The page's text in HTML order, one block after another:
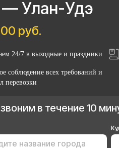
— Улан-Удэ
руб.
24/7 в выходные и праздники
соблюдение всех требований и
перевозки
в течение 10